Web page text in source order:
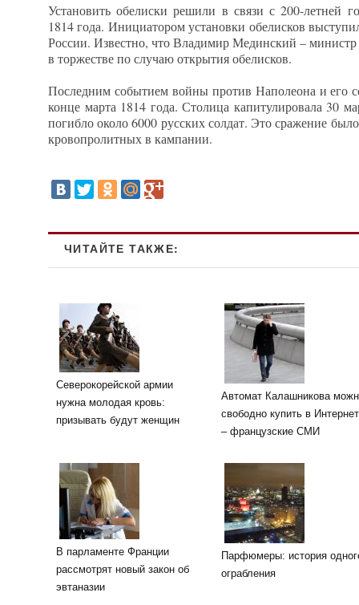
Установить обелиски решили в связи с 200-летней
1814 года. Инициатором установки обелисков
России. Известно, что Владимир Мединский – министр
в торжестве по случаю открытия обелисков.
Последним событием войны против Наполеона и его
конце марта 1814 года. Столица капитулировала 30
погибло около 6000 русских солдат. Это сражение
кровопролитных в кампании.
ЧИТАЙТЕ ТАКЖЕ:
Северокорейской армии
нужна молодая кровь:
призывать будут женщин
Автомат Калашникова
свободно купить в
– французские СМИ
В парламенте Франции
рассмотрят новый закон об
эвтаназии
Парфюмеры: история
ограбления